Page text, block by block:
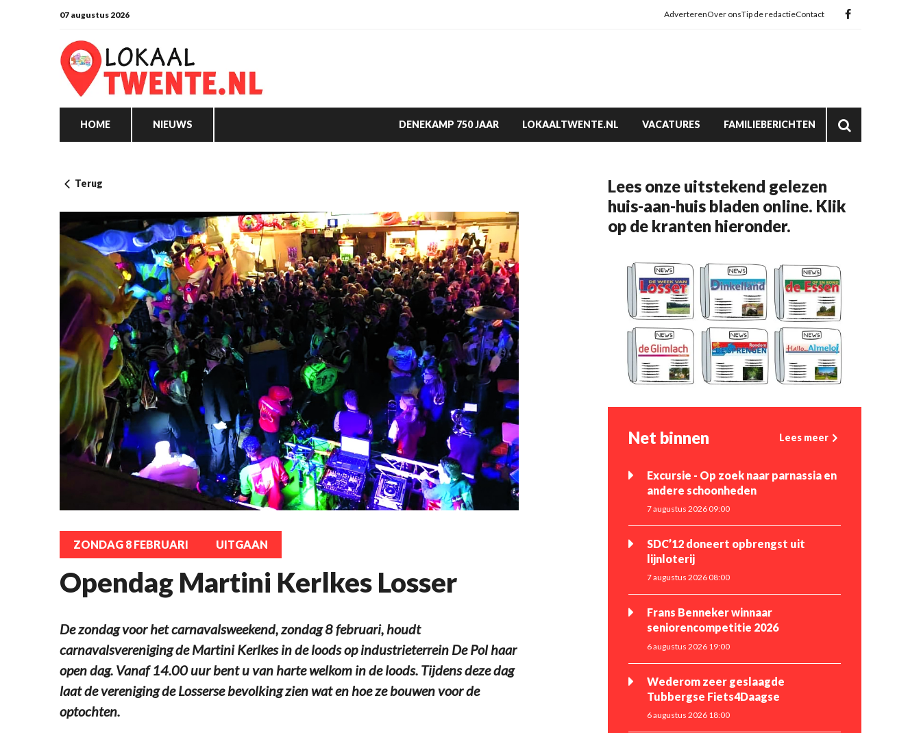
07 augustus 2026 AdverterenOver onsTip de redactieContact
HOME NIEUWS DENEKAMP 750 JAAR LOKAALTWENTE.NL VACATURES FAMILIEBERICHTEN
Terug
ZONDAG 8 FEBRUARI UITGAAN
Opendag Martini Kerlkes Losser
De zondag voor het carnavalsweekend, zondag 8 februari, houdt
carnavalsvereniging de Martini Kerlkes in de loods op industrieterrein De Pol haar
open dag. Vanaf 14.00 uur bent u van harte welkom in de loods. Tijdens deze dag
laat de vereniging de Losserse bevolking zien wat en hoe ze bouwen voor de
optochten.
Lees onze uitstekend gelezen
huis-aan-huis bladen online. Klik
op de kranten hieronder.
Net binnen Lees meer
Excursie - Op zoek naar parnassia en
andere schoonheden
7 augustus 2026 09:00
SDC’12 doneert opbrengst uit
lijnloterij
7 augustus 2026 08:00
Frans Benneker winnaar
seniorencompetitie 2026
6 augustus 2026 19:00
Wederom zeer geslaagde
Tubbergse Fiets4Daagse
6 augustus 2026 18:00